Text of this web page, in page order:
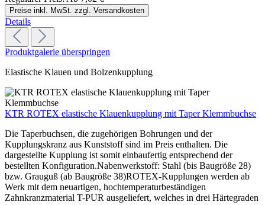
Preise inkl. MwSt. zzgl. Versandkosten
Details
Produktgalerie überspringen
Elastische Klauen und Bolzenkupplung
KTR ROTEX elastische Klauenkupplung mit Taper Klemmbuchse
Die Taperbuchsen, die zugehörigen Bohrungen und der
Kupplungskranz aus Kunststoff sind im Preis enthalten. Die
dargestellte Kupplung ist somit einbaufertig entsprechend der
bestellten Konfiguration.Nabenwerkstoff: Stahl (bis Baugröße 28)
bzw. Grauguß (ab Baugröße 38)ROTEX-Kupplungen werden ab
Werk mit dem neuartigen, hochtemperaturbeständigen
Zahnkranzmaterial T-PUR ausgeliefert, welches in drei Härtegraden